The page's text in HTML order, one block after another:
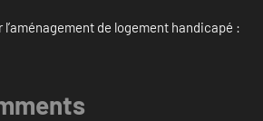
l’aménagement de logement handicapé :